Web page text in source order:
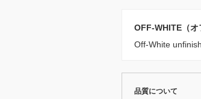
OFF-WHITE（
Off-White
品質について